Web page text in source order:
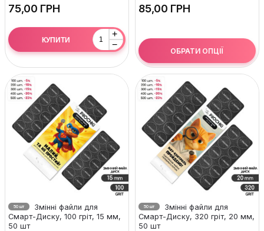
ГРН
+
−
КУПИТИ
ГРН
ОБРАТИ ОПЦІЇ
50 шт
Змінні файли для
Смарт-Диску, 100 гріт, 15 мм,
50 шт
50 шт
Змінні файли для
Смарт-Диску, 320 гріт, 20 мм,
50 шт